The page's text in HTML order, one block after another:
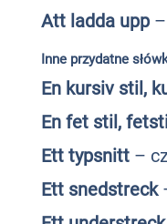
Att ladda upp–
Inne przydatne
En kursiv stil,
En fet stil,
Ett typsnitt–
Ett snedstreck